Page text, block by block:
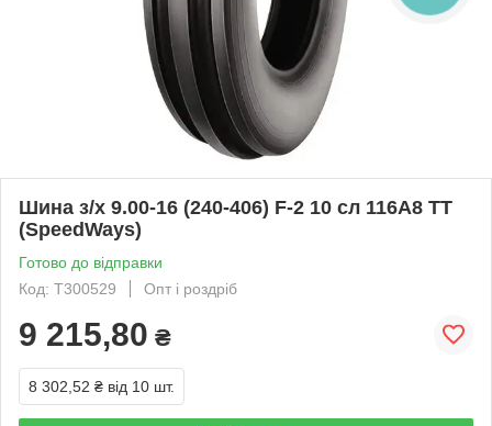
Шина з/х 9.00-16 (240-406) F-2 10 сл 116A8 TT
(SpeedWays)
Готово до відправки
Код: T300529
Опт і роздріб
9 215,80 ₴
8 302,52 ₴ від 10 шт.